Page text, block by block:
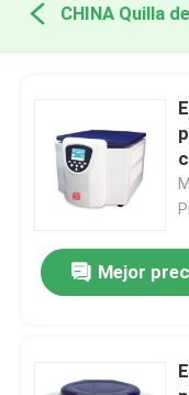
CHINA Quilla
Mejor